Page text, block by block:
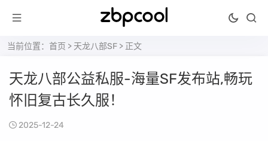
当前位置： 首页 > 天龙八部SF > 正文
天龙八部公益私服-海量SF发布站,畅玩
怀旧复古长久服！
2025-12-24